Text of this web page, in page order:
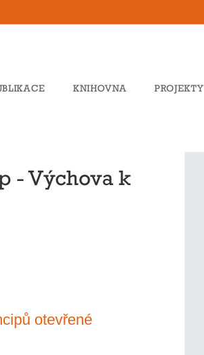
KNIHOVNA PROJEKTY
- Výchova k
otevřené